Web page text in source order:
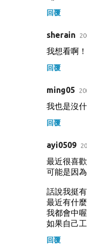
回覆
sherain
我想看啊！
回覆
ming05
我也是沒什
回覆
ayi0509
最近很喜
可能是因
話說我挺
最近有什
我都會中
如果自己
回覆